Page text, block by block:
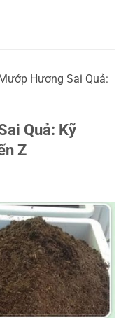
Hương Sai Quả:
Quả: Kỹ
Z